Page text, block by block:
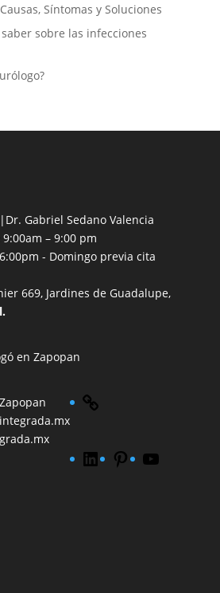
Síntomas y Soluciones
sobre las infecciones
Gabriel Sedano Valencia
– 9:00 pm
- Domingo previa cita
669, Jardines de Guadalupe,
en Zapopan
LinkedInPinterest